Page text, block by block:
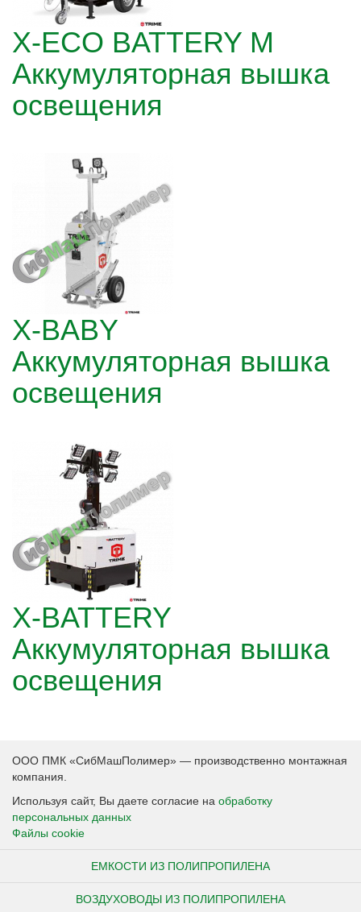
X-ECO BATTERY M
Аккумуляторная вышка
освещения
X-BABY
Аккумуляторная вышка
освещения
X-BATTERY
Аккумуляторная вышка
освещения
ООО ПМК «СибМашПолимер» — производственно монтажная
компания.
Используя сайт, Вы даете согласие на обработку
персональных данных
Файлы cookie
ЕМКОСТИ ИЗ ПОЛИПРОПИЛЕНА
ВОЗДУХОВОДЫ ИЗ ПОЛИПРОПИЛЕНА